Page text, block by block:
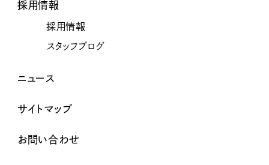
採用情報
採用情報
スタッフブログ
ニュース
サイトマップ
お問い合わせ